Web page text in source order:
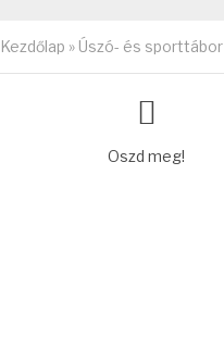
Kezdőlap » Úszó- és sporttábor
Oszd meg!